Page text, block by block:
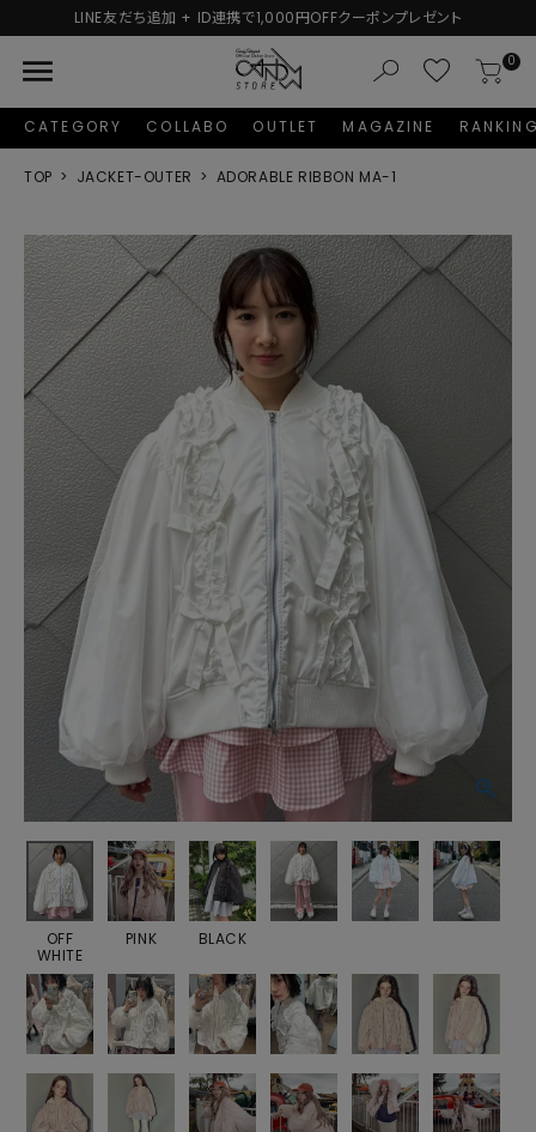
友だち追加 + ID連携で1,000円OFFクーポンプレゼント
menu 0
CATEGORY COLLABO OUTLET MAGAZINE
TOP JACKET-OUTER ADORABLE RIBBON MA-1
OFF
WHITE
PINK BLACK